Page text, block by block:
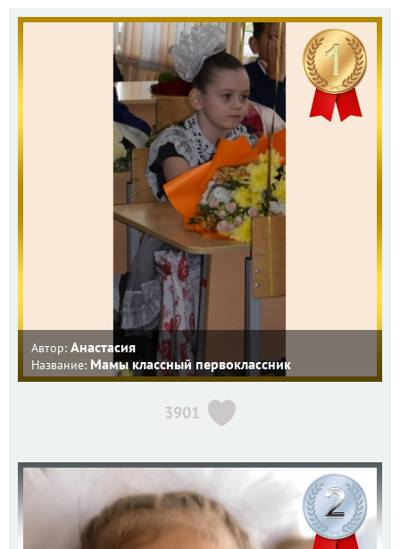
Автор: Анастасия
Название: Мамы классный первоклассник
3901